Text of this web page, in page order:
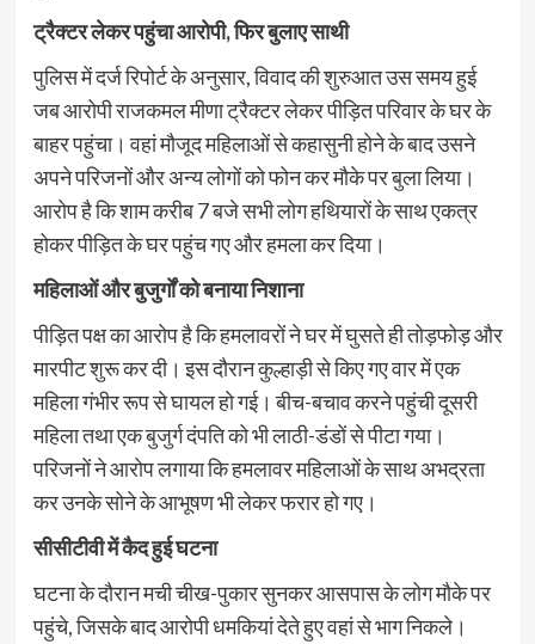
ट्रैक्टर लेकर पहुंचा आरोपी, फिर बुलाए साथी
पुलिस में दर्ज रिपोर्ट के अनुसार, विवाद की शुरुआत उस समय हुई
जब आरोपी राजकमल मीणा ट्रैक्टर लेकर पीड़ित परिवार के घर के
बाहर पहुंचा। वहां मौजूद महिलाओं से कहासुनी होने के बाद उसने
अपने परिजनों और अन्य लोगों को फोन कर मौके पर बुला लिया।
आरोप है कि शाम करीब 7 बजे सभी लोग हथियारों के साथ एकत्र
होकर पीड़ित के घर पहुंच गए और हमला कर दिया।
महिलाओं और बुजुर्गों को बनाया निशाना
पीड़ित पक्ष का आरोप है कि हमलावरों ने घर में घुसते ही तोड़फोड़ और
मारपीट शुरू कर दी। इस दौरान कुल्हाड़ी से किए गए वार में एक
महिला गंभीर रूप से घायल हो गई। बीच-बचाव करने पहुंची दूसरी
महिला तथा एक बुजुर्ग दंपति को भी लाठी-डंडों से पीटा गया।
परिजनों ने आरोप लगाया कि हमलावर महिलाओं के साथ अभद्रता
कर उनके सोने के आभूषण भी लेकर फरार हो गए।
सीसीटीवी में कैद हुई घटना
घटना के दौरान मची चीख-पुकार सुनकर आसपास के लोग मौके पर
पहुंचे, जिसके बाद आरोपी धमकियां देते हुए वहां से भाग निकले।